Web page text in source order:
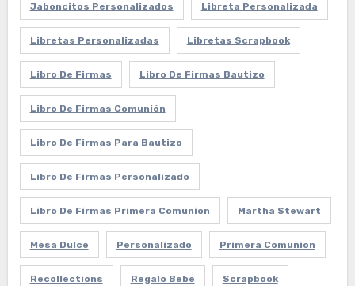
Jaboncitos Personalizados Libreta Personalizada
Libretas Personalizadas Libretas Scrapbook
Libro De Firmas Libro De Firmas Bautizo
Libro De Firmas Comunión
Libro De Firmas Para Bautizo
Libro De Firmas Personalizado
Libro De Firmas Primera Comunion Martha Stewart
Mesa Dulce Personalizado Primera Comunion
Recollections Regalo Bebe Scrapbook